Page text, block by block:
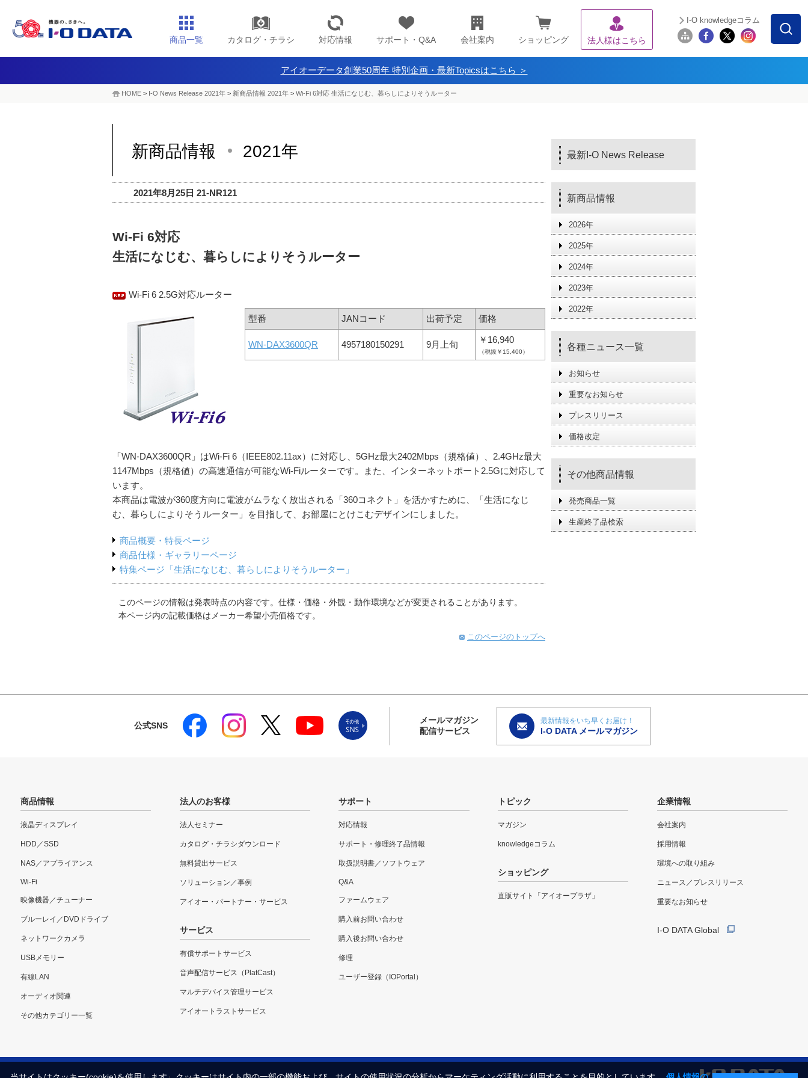
商品一覧 カタログ・チラシ 対応情報 サポート・Q&A 会社案内 ショッピング 法人様はこちら
I-O knowledgeコラム
アイオーデータ創業50周年 特別企画・最新Topicsはこちら ＞
HOME > I-O News Release 2021年 > 新商品情報 2021年 > Wi-Fi 6対応 生活になじむ、暮らしによりそうルーター
新商品情報 2021年
2021年8月25日 21-NR121
Wi-Fi 6対応
生活になじむ、暮らしによりそうルーター
Wi-Fi 6 2.5G対応ルーター
型番 JANコード 出荷予定 価格
WN-DAX3600QR 4957180150291 9月上旬 ￥16,940
（税抜￥15,400）
「WN-DAX3600QR」はWi-Fi 6（IEEE802.11ax）に対応し、5GHz最大2402Mbps（規格値）、2.4GHz最大
1147Mbps（規格値）の高速通信が可能なWi-Fiルーターです。また、インターネットポート2.5Gに対応して
います。
本商品は電波が360度方向に電波がムラなく放出される「360コネクト」を活かすために、「生活になじ
む、暮らしによりそうルーター」を目指して、お部屋にとけこむデザインにしました。
商品概要・特長ページ
商品仕様・ギャラリーページ
特集ページ「生活になじむ、暮らしによりそうルーター」
このページの情報は発表時点の内容です。仕様・価格・外観・動作環境などが変更されることがあります。
本ページ内の記載価格はメーカー希望小売価格です。
このページのトップへ
最新I-O News Release
新商品情報
2026年
2025年
2024年
2023年
2022年
各種ニュース一覧
お知らせ
重要なお知らせ
プレスリリース
価格改定
その他商品情報
発売商品一覧
生産終了品検索
公式SNS
メールマガジン
配信サービス
最新情報をいち早くお届け！
I-O DATA メールマガジン
商品情報
液晶ディスプレイ
HDD／SSD
NAS／アプライアンス
Wi-Fi
映像機器／チューナー
ブルーレイ／DVDドライブ
ネットワークカメラ
USBメモリー
有線LAN
オーディオ関連
その他カテゴリー一覧
法人のお客様
法人セミナー
カタログ・チラシダウンロード
無料貸出サービス
ソリューション／事例
アイオー・パートナー・サービス
サービス
有償サポートサービス
音声配信サービス（PlatCast）
マルチデバイス管理サービス
アイオートラストサービス
サポート
対応情報
サポート・修理終了品情報
取扱説明書／ソフトウェア
Q&A
ファームウェア
購入前お問い合わせ
購入後お問い合わせ
修理
ユーザー登録（IOPortal）
トピック
マガジン
knowledgeコラム
ショッピング
直販サイト「アイオープラザ」
企業情報
会社案内
採用情報
環境への取り組み
ニュース／プレスリリース
重要なお知らせ
I-O DATA Global